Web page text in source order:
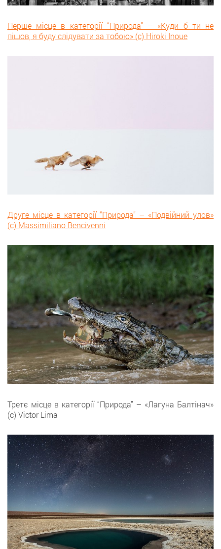
Перше місце в категорії “Природа” – «Куди б ти не
пішов, я буду слідувати за тобою» (с) Hiroki Inoue
Друге місце в категорії “Природа” – «Подвійний улов»
(с) Massimiliano Bencivenni
Третє місце в категорії “Природа” – «Лагуна Балтінач»
(с) Victor Lima